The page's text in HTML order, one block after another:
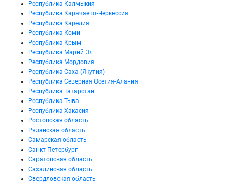
Республика Калмыкия
Республика Карачаево-Черкессия
Республика Карелия
Республика Коми
Республика Крым
Республика Марий Эл
Республика Мордовия
Республика Саха (Якутия)
Республика Северная Осетия-Алания
Республика Татарстан
Республика Тыва
Республика Хакасия
Ростовская область
Рязанская область
Самарская область
Санкт-Петербург
Саратовская область
Сахалинская область
Свердловская область